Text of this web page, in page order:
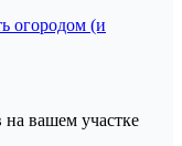
огородом (и
вашем участке